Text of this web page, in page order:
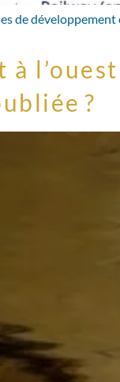
de
à
?